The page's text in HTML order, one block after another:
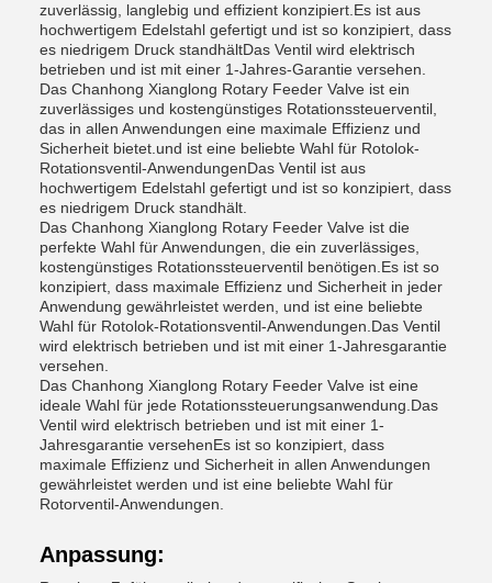
zuverlässig, langlebig und effizient konzipiert.Es ist aus
hochwertigem Edelstahl gefertigt und ist so konzipiert, dass
es niedrigem Druck standhältDas Ventil wird elektrisch
betrieben und ist mit einer 1-Jahres-Garantie versehen.
Das Chanhong Xianglong Rotary Feeder Valve ist ein
zuverlässiges und kostengünstiges Rotationssteuerventil,
das in allen Anwendungen eine maximale Effizienz und
Sicherheit bietet.und ist eine beliebte Wahl für Rotolok-
Rotationsventil-AnwendungenDas Ventil ist aus
hochwertigem Edelstahl gefertigt und ist so konzipiert, dass
es niedrigem Druck standhält.
Das Chanhong Xianglong Rotary Feeder Valve ist die
perfekte Wahl für Anwendungen, die ein zuverlässiges,
kostengünstiges Rotationssteuerventil benötigen.Es ist so
konzipiert, dass maximale Effizienz und Sicherheit in jeder
Anwendung gewährleistet werden, und ist eine beliebte
Wahl für Rotolok-Rotationsventil-Anwendungen.Das Ventil
wird elektrisch betrieben und ist mit einer 1-Jahresgarantie
versehen.
Das Chanhong Xianglong Rotary Feeder Valve ist eine
ideale Wahl für jede Rotationssteuerungsanwendung.Das
Ventil wird elektrisch betrieben und ist mit einer 1-
Jahresgarantie versehenEs ist so konzipiert, dass
maximale Effizienz und Sicherheit in allen Anwendungen
gewährleistet werden und ist eine beliebte Wahl für
Rotorventil-Anwendungen.
Anpassung: